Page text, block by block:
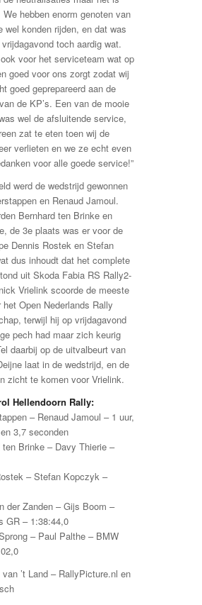
We hebben enorm genoten van
wel konden rijden, en dat was
toch aardig wat.
voor het serviceteam wat op
goed voor ons zorgt zodat wij
goed geprepareerd aan de
de KP’s. Een van de mooie
wel de afsluitende service,
zat te eten toen wij de
verlieten en we ze echt even
voor alle goede service!”
werd de wedstrijd gewonnen
en Renaud Jamoul.
Bernhard ten Brinke en
de 3e plaats was er voor de
Dennis Rostek en Stefan
dus inhoudt dat het complete
uit Skoda Fabia RS Rally2-
Vrielink scoorde de meeste
Open Nederlands Rally
terwijl hij op vrijdagavond
pech had maar zich keurig
daarbij op de uitvalbeurt van
laat in de wedstrijd, en de
zicht te komen voor Vrielink.
Hellendoorn Rally:
– Renaud Jamoul – 1 uur,
3,7 seconden
ten Brinke – Davy Thierie –
– Stefan Kopczyk –
der Zanden – Gijs Boom –
GR – 1:38:44,0
– Paul Palthe – BMW
van ’t Land – RallyPicture.nl en